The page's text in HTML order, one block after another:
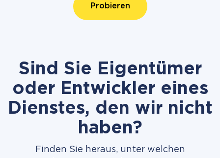
Probieren
Sind Sie Eigentümer
oder Entwickler eines
Dienstes, den wir nicht
haben?
Finden Sie heraus, unter welchen